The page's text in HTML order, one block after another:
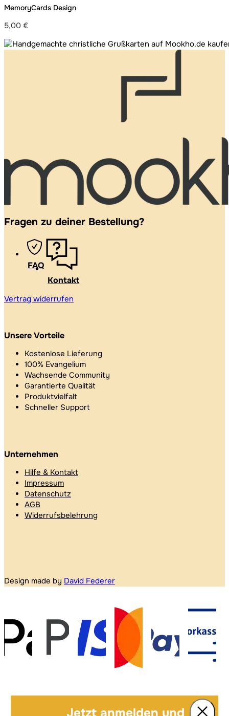
MemoryCards Design
5,00 €
Fragen zu deiner Bestellung?
FAQ
Kontakt
Vertrag widerrufen
Unsere Vorteile
Kostenlose Lieferung
100% Evangelium
Wachsende Community
Garantierte Qualität
Produktvielfalt
Schneller Support
Unternehmen
Hilfe & Kontakt
Impressum
Datenschutz
AGB
Widerrufsbelehrung
Design made by David Federer
Jetzt anmelden und